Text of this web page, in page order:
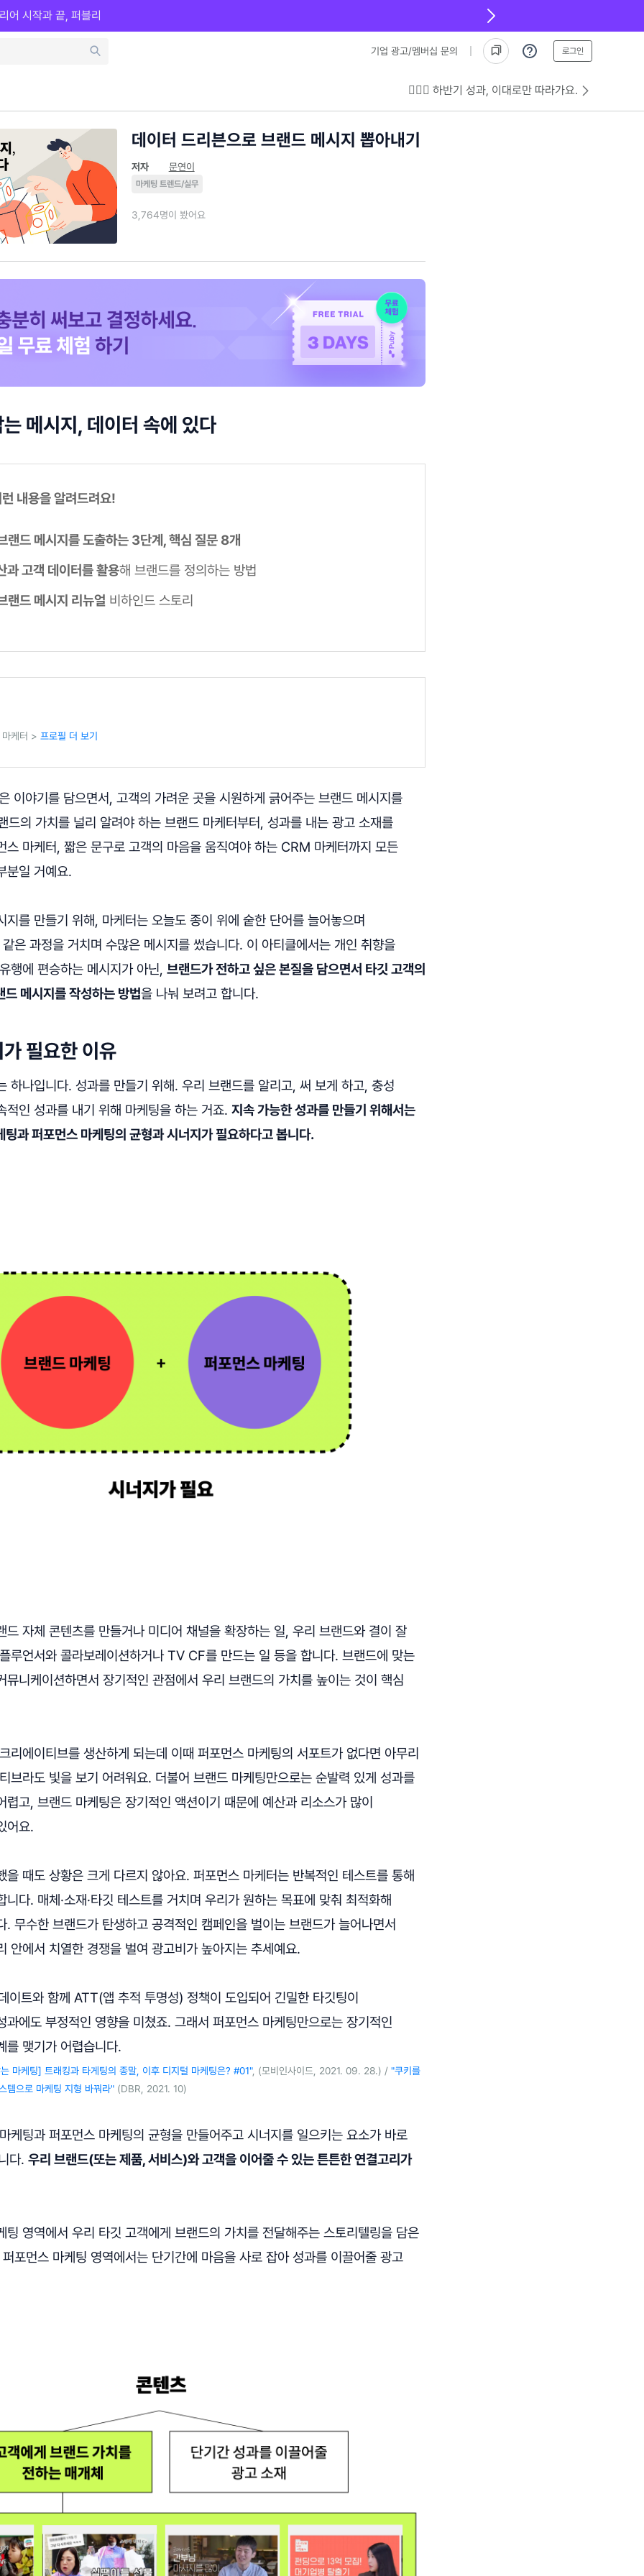
기업 광고/멤버십 문의 로그인
💁🏻‍♂️ 하반기 성과, 이대로만 따라가요.
어 시작과 끝, 퍼블리
데이터 드리븐으로 브랜드 메시지 뽑아내기
저자 문연이
마케팅 트렌드/실무
3,764명이 봤어요
메시지, 데이터 속에 있다
내용을 알려드려요!
랜드 메시지를 도출하는 3단계, 핵심 질문 8개
과 고객 데이터를 활용해 브랜드를 정의하는 방법
랜드 메시지 리뉴얼 비하인드 스토리
케터 > 프로필 더 보기
이야기를 담으면서, 고객의 가려운 곳을 시원하게 긁어주는 브랜드 메시지를
드의 가치를 널리 알려야 하는 브랜드 마케터부터, 성과를 내는 광고 소재를
스 마케터, 짧은 문구로 고객의 마음을 움직여야 하는 CRM 마케터까지 모든
분일 거예요.
지를 만들기 위해, 마케터는 오늘도 종이 위에 숱한 단어를 늘어놓으며
은 과정을 거치며 수많은 메시지를 썼습니다. 이 아티클에서는 개인 취향을
행에 편승하는 메시지가 아닌, 브랜드가 전하고 싶은 본질을 담으면서 타깃 고객의
드 메시지를 작성하는 방법을 나눠 보려고 합니다.
필요한 이유
하나입니다. 성과를 만들기 위해. 우리 브랜드를 알리고, 써 보게 하고, 충성
적인 성과를 내기 위해 마케팅을 하는 거죠. 지속 가능한 성과를 만들기 위해서는
팅과 퍼포먼스 마케팅의 균형과 시너지가 필요하다고 봅니다.
드 자체 콘텐츠를 만들거나 미디어 채널을 확장하는 일, 우리 브랜드와 결이 잘
루언서와 콜라보레이션하거나 TV CF를 만드는 일 등을 합니다. 브랜드에 맞는
뮤니케이션하면서 장기적인 관점에서 우리 브랜드의 가치를 높이는 것이 핵심
리에이티브를 생산하게 되는데 이때 퍼포먼스 마케팅의 서포트가 없다면 아무리
브라도 빛을 보기 어려워요. 더불어 브랜드 마케팅만으로는 순발력 있게 성과를
렵고, 브랜드 마케팅은 장기적인 액션이기 때문에 예산과 리소스가 많이
어요.
을 때도 상황은 크게 다르지 않아요. 퍼포먼스 마케터는 반복적인 테스트를 통해
니다. 매체·소재·타깃 테스트를 거치며 우리가 원하는 목표에 맞춰 최적화해
. 무수한 브랜드가 탄생하고 공격적인 캠페인을 벌이는 브랜드가 늘어나면서
안에서 치열한 경쟁을 벌여 광고비가 높아지는 추세예요.
이트와 함께 ATT(앱 추적 투명성) 정책이 도입되어 긴밀한 타깃팅이
과에도 부정적인 영향을 미쳤죠. 그래서 퍼포먼스 마케팅만으로는 장기적인
를 맺기가 어렵습니다.
마케팅] 트래킹과 타게팅의 종말, 이후 디지털 마케팅은? #01", (모비인사이드, 2021. 09. 28.) / "쿠키를
템으로 마케팅 지형 바꿔라" (DBR, 2021. 10)
케팅과 퍼포먼스 마케팅의 균형을 만들어주고 시너지를 일으키는 요소가 바로
다. 우리 브랜드(또는 제품, 서비스)와 고객을 이어줄 수 있는 튼튼한 연결고리가
팅 영역에서 우리 타깃 고객에게 브랜드의 가치를 전달해주는 스토리텔링을 담은
포먼스 마케팅 영역에서는 단기간에 마음을 사로 잡아 성과를 이끌어줄 광고